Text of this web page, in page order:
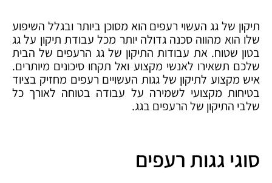
תיקון של גג העשוי רעפים הוא מסוכן ביותר ובגלל השיפוע
שלו הוא מהווה סכנה גדולה יותר מכל עבודת תיקון על גג
בטון שטוח. את עבודות התיקון של גג הרעפים של הבית
שלכם תשאירו לאנשי מקצוע ואל תקחו סיכונים מיותרים.
איש מקצוע לתיקון של גגות העשויים רעפים מחזיק בציוד
בטיחות מקצועי לשמירה על עבודה בטוחה לאורך כל
שלבי התיקון של הרעפים בגג.
סוגי גגות רעפים